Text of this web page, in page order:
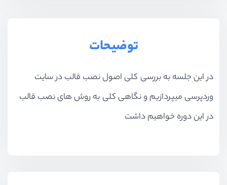
توضیحات
در این جلسه به بررسی کلی اصول نصب قالب در سایت
وردپرسی میپردازیم و نگاهی کلی به روش های نصب قالب
در این دوره خواهیم داشت